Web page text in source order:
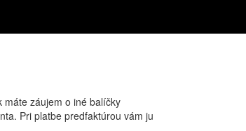
máte záujem o iné balíčky
Pri platbe predfaktúrou vám ju